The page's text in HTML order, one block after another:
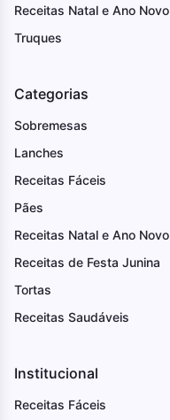
Receitas Natal e Ano Novo
Truques
Categorias
Sobremesas
Lanches
Receitas Fáceis
Pães
Receitas Natal e Ano Novo
Receitas de Festa Junina
Tortas
Receitas Saudáveis
Institucional
Receitas Fáceis